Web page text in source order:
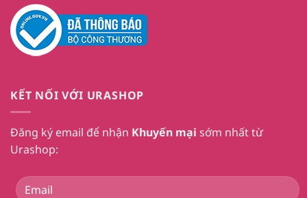
KẾT NỐI VỚI URASHOP
Đăng ký email để nhận Khuyến mại sớm nhất từ
Urashop: